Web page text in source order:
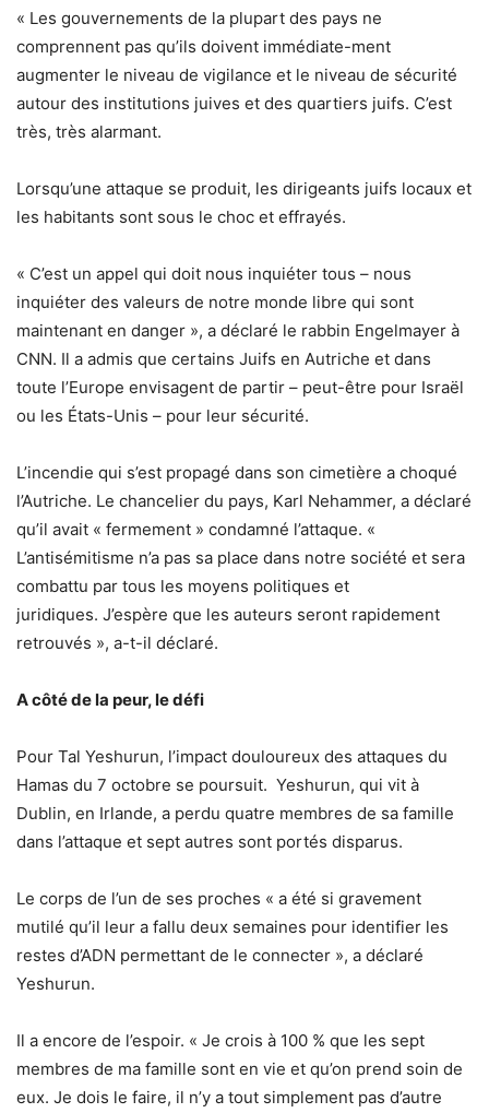
« Les gouvernements de la plupart des pays ne
comprennent pas qu’ils doivent immédiate-ment
augmenter le niveau de vigilance et le niveau de sécurité
autour des institutions juives et des quartiers juifs. C’est
très, très alarmant.
Lorsqu’une attaque se produit, les dirigeants juifs locaux et
les habitants sont sous le choc et effrayés.
« C’est un appel qui doit nous inquiéter tous – nous
inquiéter des valeurs de notre monde libre qui sont
maintenant en danger », a déclaré le rabbin Engelmayer à
CNN. Il a admis que certains Juifs en Autriche et dans
toute l’Europe envisagent de partir – peut-être pour Israël
ou les États-Unis – pour leur sécurité.
L’incendie qui s’est propagé dans son cimetière a choqué
l’Autriche. Le chancelier du pays, Karl Nehammer, a déclaré
qu’il avait « fermement » condamné l’attaque. «
L’antisémitisme n’a pas sa place dans notre société et sera
combattu par tous les moyens politiques et
juridiques. J’espère que les auteurs seront rapidement
retrouvés », a-t-il déclaré.
A côté de la peur, le défi
Pour Tal Yeshurun, l’impact douloureux des attaques du
Hamas du 7 octobre se poursuit. Yeshurun, qui vit à
Dublin, en Irlande, a perdu quatre membres de sa famille
dans l’attaque et sept autres sont portés disparus.
Le corps de l’un de ses proches « a été si gravement
mutilé qu’il leur a fallu deux semaines pour identifier les
restes d’ADN permettant de le connecter », a déclaré
Yeshurun.
Il a encore de l’espoir. « Je crois à 100 % que les sept
membres de ma famille sont en vie et qu’on prend soin de
eux. Je dois le faire, il n’y a tout simplement pas d’autre